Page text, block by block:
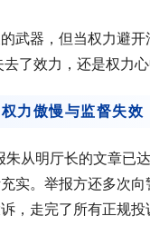
武器，但当权力避
了效力，还是权力心
力傲慢与监督失效
朱从明厅长的文章已
实。举报方还多次向
，走完了所有正规投